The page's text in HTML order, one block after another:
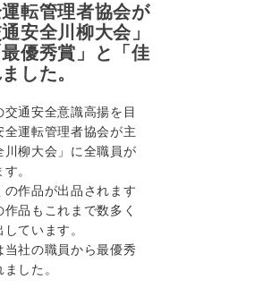
転管理者協会が
安全川柳大会」
優秀賞」と「佳
した。
通安全意識高揚を目
全運転管理者協会が主
川柳大会」に全職員が
。
作品が出品されます
品もこれまで数多く
ています。
当社の職員から最優秀
した。